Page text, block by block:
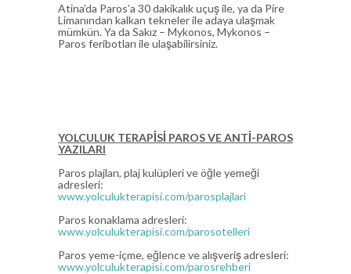
Atina’da Paros’a 30 dakikalık uçuş ile, ya da Pire
Limanından kalkan tekneler ile adaya ulaşmak
mümkün. Ya da Sakız – Mykonos, Mykonos –
Paros feribotları ile ulaşabilirsiniz.
YOLCULUK TERAPİSİ PAROS VE ANTİ-PAROS
YAZILARI
Paros plajları, plaj kulüpleri ve öğle yemeği
adresleri:
www.yolculukterapisi.com/parosplajlari
Paros konaklama adresleri:
www.yolculukterapisi.com/parosotelleri
Paros yeme-içme, eğlence ve alışveriş adresleri:
www.yolculukterapisi.com/parosrehberi